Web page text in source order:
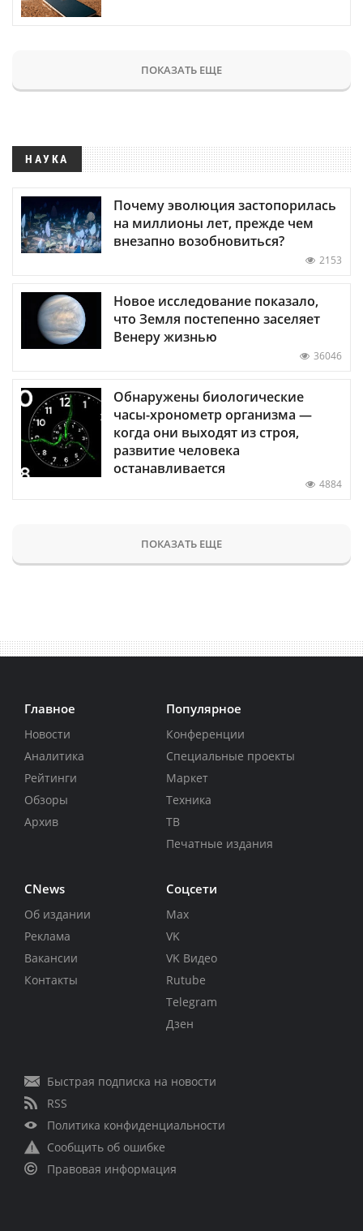
ПОКАЗАТЬ ЕЩЕ
НАУКА
Почему эволюция застопорилась
на миллионы лет, прежде чем
внезапно возобновиться?
2153
Новое исследование показало,
что Земля постепенно заселяет
Венеру жизнью
36046
Обнаружены биологические
часы-хронометр организма —
когда они выходят из строя,
развитие человека
останавливается
4884
ПОКАЗАТЬ ЕЩЕ
Главное
Новости
Аналитика
Рейтинги
Обзоры
Архив
Популярное
Конференции
Специальные проекты
Маркет
Техника
ТВ
Печатные издания
CNews
Об издании
Реклама
Вакансии
Контакты
Соцсети
Max
VK
VK Видео
Rutube
Telegram
Дзен
Быстрая подписка на новости
RSS
Политика конфиденциальности
Сообщить об ошибке
Правовая информация